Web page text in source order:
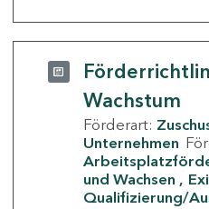
Wachstum
Förderart:
Unternehmen
und Wachsen
Qualifizierung/